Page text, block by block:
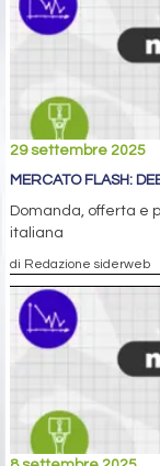
29 settembre 2025
MERCATO FLASH:
Domanda, offerta e
italiana
di Redazione siderweb